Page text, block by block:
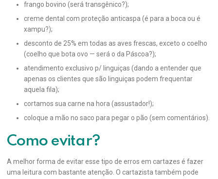
frango bovino (será transgênico?);
creme dental com proteção anticaspa (é para a boca ou é
xampu?);
desconto de 25% em todas as aves frescas, exceto o coelho
(coelho que bota ovo — será o da Páscoa?);
atendimento exclusivo p/ linguiças (dando a entender que
apenas os clientes que são linguiças podem frequentar
aquela fila);
cortamos sua carne na hora (assustador!);
coloque a mão no saco para pegar o pão (sem comentários).
Como evitar?
A melhor forma de evitar esse tipo de erros em cartazes é fazer
uma leitura com bastante atenção. O cartazista também pode